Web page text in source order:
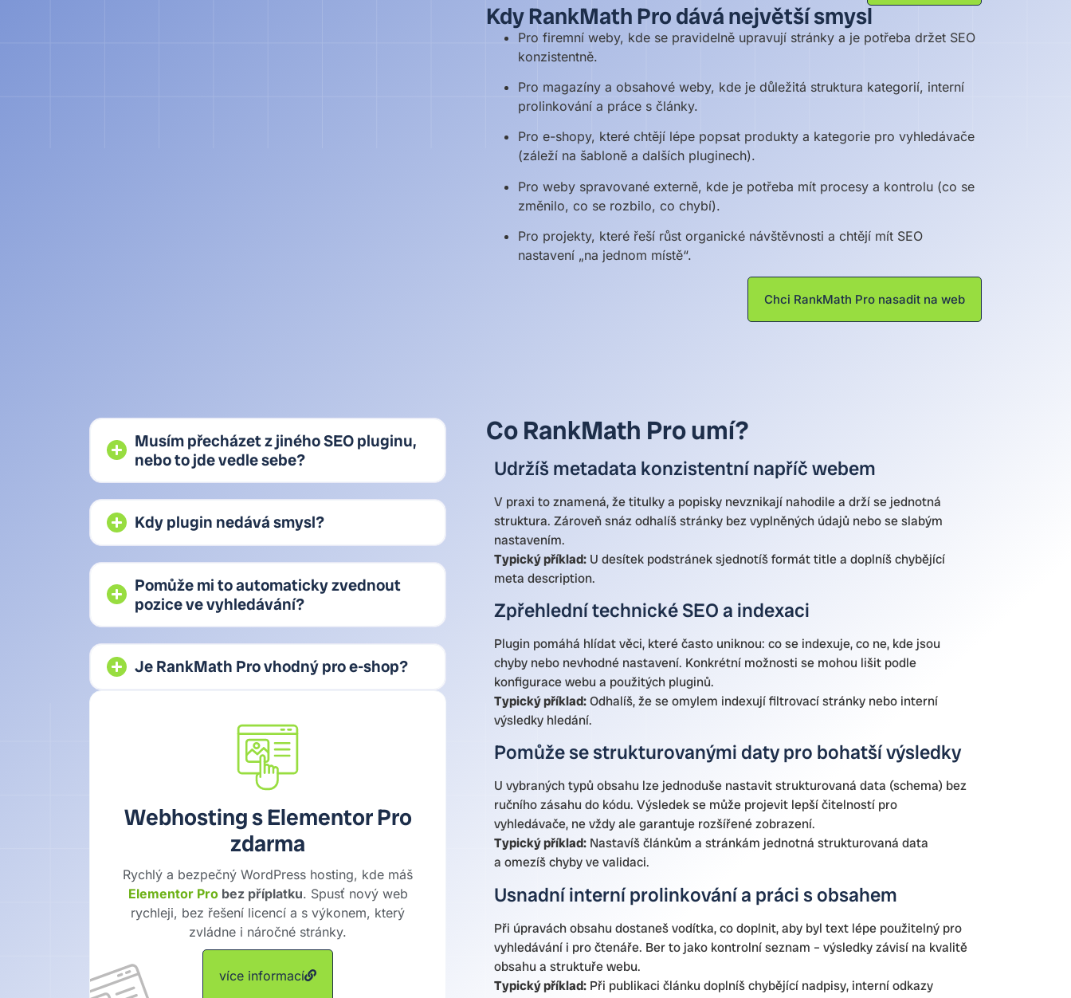
Kdy RankMath Pro dává největší smysl
Pro firemní weby, kde se pravidelně upravují stránky a je potřeba držet SEO
konzistentně.
Pro magazíny a obsahové weby, kde je důležitá struktura kategorií, interní
prolinkování a práce s články.
Pro e-shopy, které chtějí lépe popsat produkty a kategorie pro vyhledávače
(záleží na šabloně a dalších pluginech).
Pro weby spravované externě, kde je potřeba mít procesy a kontrolu (co se
změnilo, co se rozbilo, co chybí).
Pro projekty, které řeší růst organické návštěvnosti a chtějí mít SEO
nastavení „na jednom místě“.
Chci RankMath Pro nasadit na web
Musím přecházet z jiného SEO pluginu,
nebo to jde vedle sebe?
Kdy plugin nedává smysl?
Pomůže mi to automaticky zvednout
pozice ve vyhledávání?
Je RankMath Pro vhodný pro e-shop?
Webhosting s Elementor Pro
zdarma
Rychlý a bezpečný WordPress hosting, kde máš
Elementor Probez příplatku. Spusť nový web
rychleji, bez řešení licencí a s výkonem, který
zvládne i náročné stránky.
více informací
Co RankMath Pro umí?
Udržíš metadata konzistentní napříč webem
V praxi to znamená, že titulky a popisky nevznikají nahodile a drží se jednotná
struktura. Zároveň snáz odhalíš stránky bez vyplněných údajů nebo se slabým
nastavením.
Typický příklad: U desítek podstránek sjednotíš formát title a doplníš chybějící
meta description.
Zpřehlední technické SEO a indexaci
Plugin pomáhá hlídat věci, které často uniknou: co se indexuje, co ne, kde jsou
chyby nebo nevhodné nastavení. Konkrétní možnosti se mohou lišit podle
konfigurace webu a použitých pluginů.
Typický příklad:Odhalíš, že se omylem indexují filtrovací stránky nebo interní
výsledky hledání.
Pomůže se strukturovanými daty pro bohatší výsledky
U vybraných typů obsahu lze jednoduše nastavit strukturovaná data (schema) bez
ručního zásahu do kódu. Výsledek se může projevit lepší čitelností pro
vyhledávače, ne vždy ale garantuje rozšířené zobrazení.
Typický příklad: Nastavíš článkům a stránkám jednotná strukturovaná data
a omezíš chyby ve validaci.
Usnadní interní prolinkování a práci s obsahem
Při úpravách obsahu dostaneš vodítka, co doplnit, aby byl text lépe použitelný pro
vyhledávání i pro čtenáře. Ber to jako kontrolní seznam – výsledky závisí na kvalitě
obsahu a struktuře webu.
Typický příklad: Při publikaci článku doplníš chybějící nadpisy, interní odkazy